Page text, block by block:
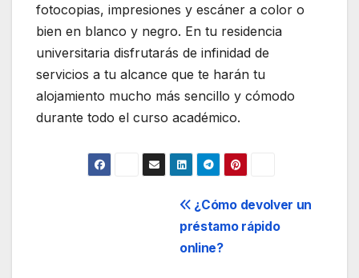
fotocopias, impresiones y escáner a color o
bien en blanco y negro. En tu residencia
universitaria disfrutarás de infinidad de
servicios a tu alcance que te harán tu
alojamiento mucho más sencillo y cómodo
durante todo el curso académico.
¿Cómo devolver un
préstamo rápido
online?